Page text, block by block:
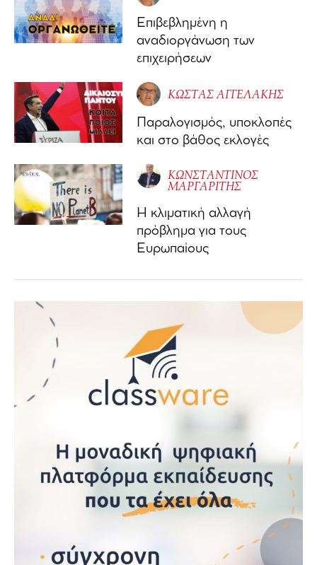
Επιβεβλημένη η
αναδιοργάνωση των
επιχειρήσεων
ΚΩΣΤΑΣ ΑΓΓΕΛΑΚΗΣ
Παραλογισμός, υποκλοπές
και στο βάθος εκλογές
ΚΩΝΣΤΑΝΤΙΝΟΣ
ΜΑΡΓΑΡΙΤΗΣ
Η κλιματική αλλαγή
πρόβλημα για τους
Ευρωπαίους